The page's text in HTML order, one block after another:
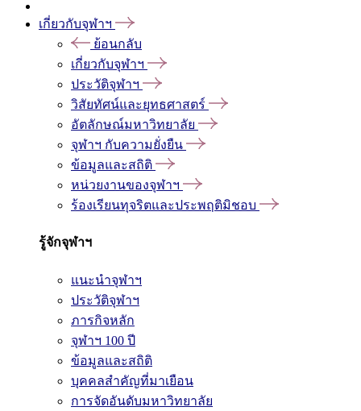
เกี่ยวกับจุฬาฯ
ย้อนกลับ
เกี่ยวกับจุฬาฯ
ประวัติจุฬาฯ
วิสัยทัศน์และยุทธศาสตร์
อัตลักษณ์มหาวิทยาลัย
จุฬาฯ กับความยั่งยืน
ข้อมูลและสถิติ
หน่วยงานของจุฬาฯ
ร้องเรียนทุจริตและประพฤติมิชอบ
รู้จักจุฬาฯ
แนะนำจุฬาฯ
ประวัติจุฬาฯ
ภารกิจหลัก
จุฬาฯ 100 ปี
ข้อมูลและสถิติ
บุคคลสำคัญที่มาเยือน
การจัดอันดับมหาวิทยาลัย